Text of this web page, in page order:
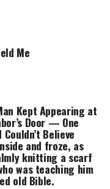
Me
Kept Appearing at
Door — One
Believe
and froze, as
knitting a scarf
was teaching him
old Bible.